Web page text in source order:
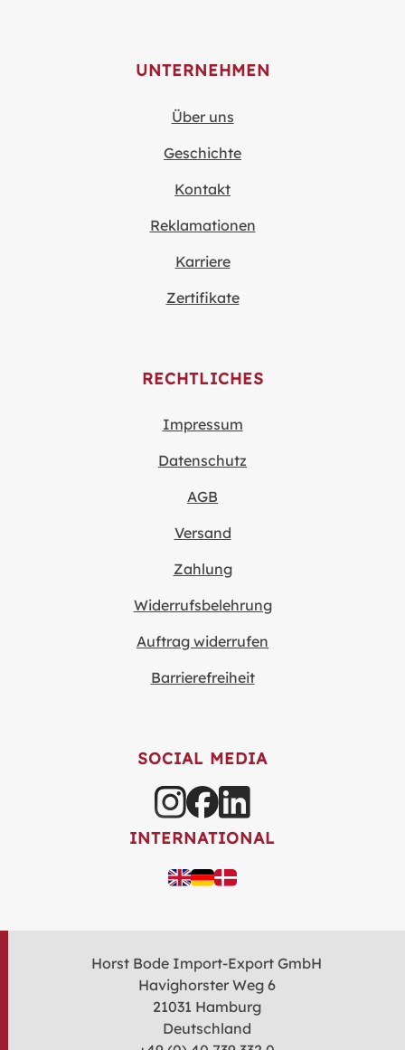
UNTERNEHMEN
Über uns
Geschichte
Kontakt
Reklamationen
Karriere
Zertifikate
RECHTLICHES
Impressum
Datenschutz
AGB
Versand
Zahlung
Widerrufsbelehrung
Auftrag widerrufen
Barrierefreiheit
SOCIAL MEDIA
INTERNATIONAL
Horst Bode Import-Export GmbH
Havighorster Weg 6
21031 Hamburg
Deutschland